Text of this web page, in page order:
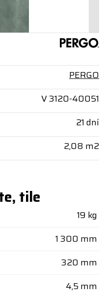
PERGO
V 3120-40051
21 dní
2,08 m2
tile
19 kg
1 300 mm
320 mm
4,5 mm